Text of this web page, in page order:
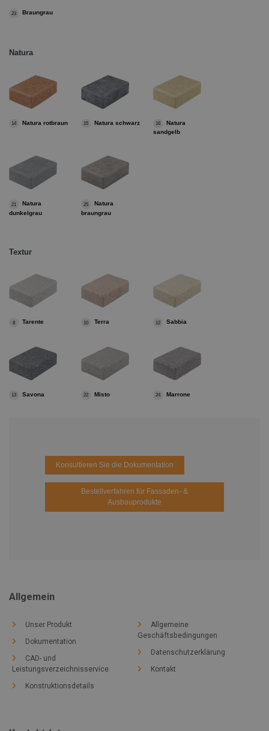
23 Braungrau
Natura
16
Natura
sandgelb
14 Natura rotbraun 15 Natura schwarz
25
Natura
braungrau
21
Natura
dunkelgrau
Textur
10 Terra 12 Sabbia
22 Misto
13 Savona
8 Tarente
24 Marrone
Konsultieren Sie die Dokumentation
Bestellverfahren für Fassaden- &
Ausbauprodukte
Allgemein
Unser Produkt
Dokumentation
CAD- und
Leistungsverzeichnisservice
Konstruktionsdetails
Allgemeine
Geschäftsbedingungen
Datenschutzerklärung
Kontakt